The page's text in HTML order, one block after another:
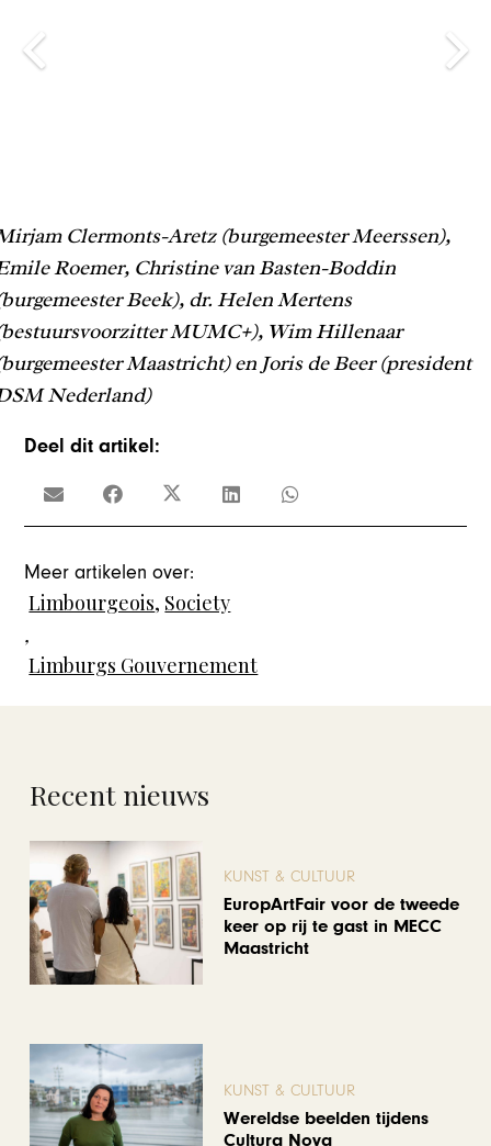
Clermonts-Aretz (burgemeester Meerssen),
Roemer, Christine van Basten-Boddin
Beek), dr. Helen Mertens
MUMC+), Wim Hillenaar
Maastricht) en Joris de Beer (president
Nederland)
Deel dit artikel:
Meer artikelen over:
Limbourgeois, Society
,
Limburgs Gouvernement
Recent nieuws
KUNST & CULTUUR
EuropArtFair voor de tweede
keer op rij te gast in MECC
Maastricht
KUNST & CULTUUR
Wereldse beelden tijdens
Cultura Nova